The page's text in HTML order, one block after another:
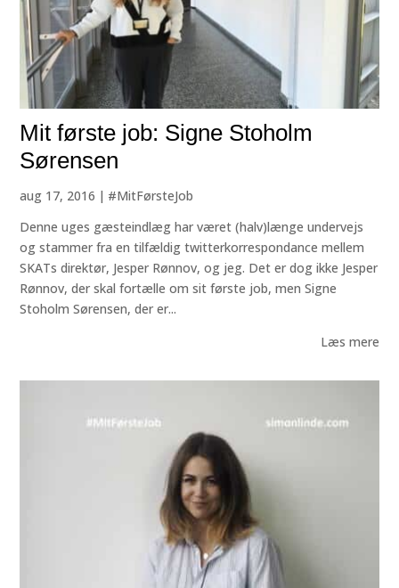
Mit første job: Signe Stoholm
Sørensen
aug 17, 2016 | #MitFørsteJob
Denne uges gæsteindlæg har været (halv)længe undervejs
og stammer fra en tilfældig twitterkorrespondance mellem
SKATs direktør, Jesper Rønnov, og jeg. Det er dog ikke Jesper
Rønnov, der skal fortælle om sit første job, men Signe
Stoholm Sørensen, der er...
Læs mere